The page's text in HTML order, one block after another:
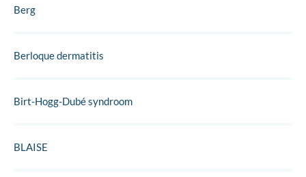
Berg
Berloque dermatitis
Birt-Hogg-Dubé syndroom
BLAISE